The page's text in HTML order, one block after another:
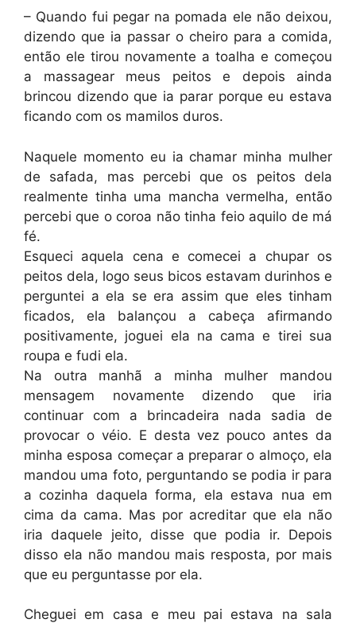
– Quando fui pegar na pomada ele não deixou,
dizendo que ia passar o cheiro para a comida,
então ele tirou novamente a toalha e começou
a massagear meus peitos e depois ainda
brincou dizendo que ia parar porque eu estava
ficando com os mamilos duros.
Naquele momento eu ia chamar minha mulher
de safada, mas percebi que os peitos dela
realmente tinha uma mancha vermelha, então
percebi que o coroa não tinha feio aquilo de má
fé.
Esqueci aquela cena e comecei a chupar os
peitos dela, logo seus bicos estavam durinhos e
perguntei a ela se era assim que eles tinham
ficados, ela balançou a cabeça afirmando
positivamente, joguei ela na cama e tirei sua
roupa e fudi ela.
Na outra manhã a minha mulher mandou
mensagem novamente dizendo que iria
continuar com a brincadeira nada sadia de
provocar o véio. E desta vez pouco antes da
minha esposa começar a preparar o almoço, ela
mandou uma foto, perguntando se podia ir para
a cozinha daquela forma, ela estava nua em
cima da cama. Mas por acreditar que ela não
iria daquele jeito, disse que podia ir. Depois
disso ela não mandou mais resposta, por mais
que eu perguntasse por ela.
Cheguei em casa e meu pai estava na sala